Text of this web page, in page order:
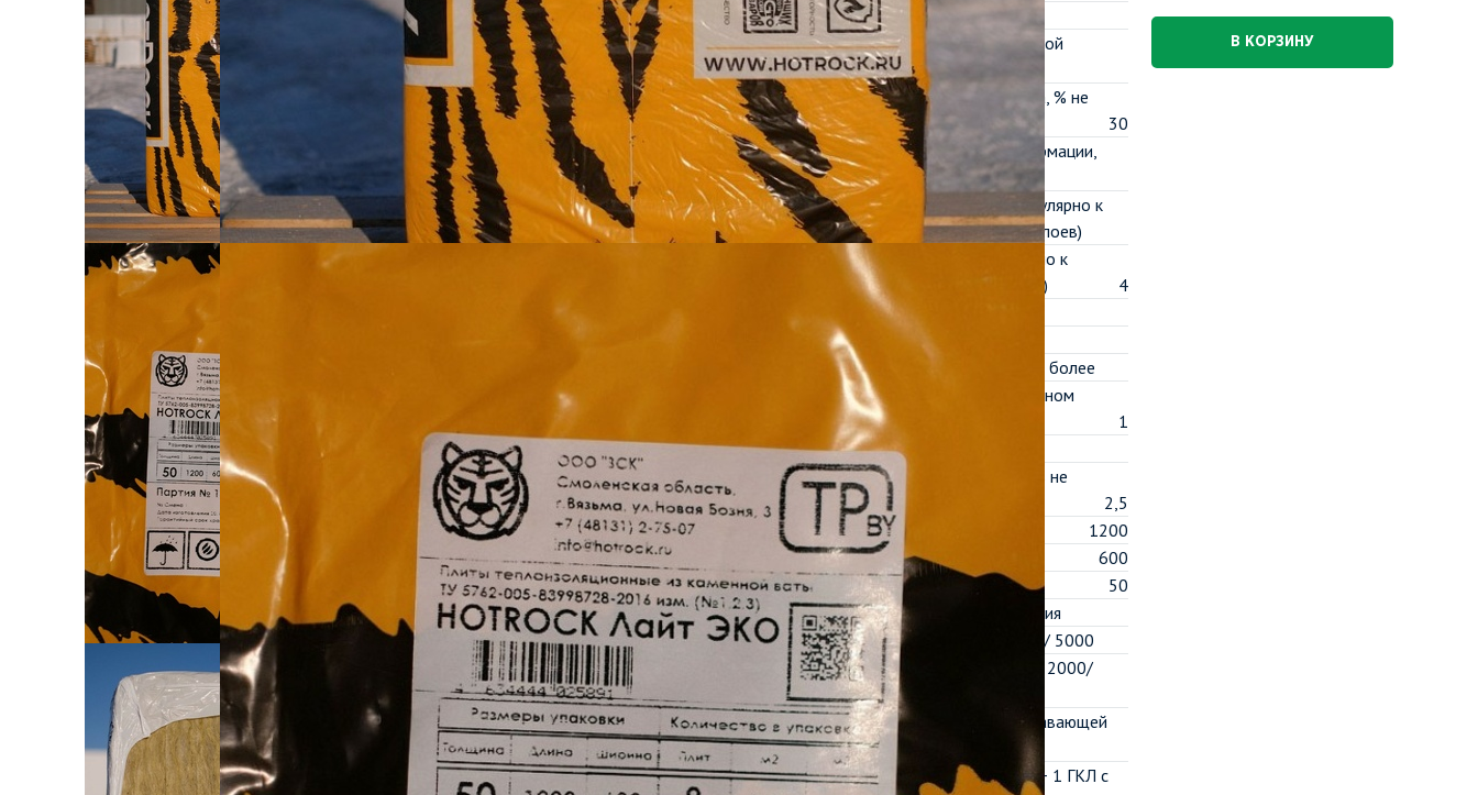
Теплопроводность при 298 ˚К, Вт/м˚К,λВ
Сосредоточенная сила при заданной абсолютной
деформации (деформация 5 мм), Н, не менее
Сжимаемость под удельной нагрузкой 2000 Па, % не
более
30
Прочность на сжатие при 10% линейной деформации,
кПа не менее
Предел прочности при растяжении, перпендикулярно к
лицевым поверхностям, кПа не менее (Отрыв слоев)
Предел прочности при растяжении, параллельно к
лицевым поверхностям, кПа не менее (на сдвиг)
4
Паропроницаемость, мг/м*ч*Па, не менее
Воздухопроницаемость, 10-6 м3/ м*с*Па
Водопоглощение при полном погружении, % не более
Водопоглощение при кратковременном частичном
погружении, кг/м2 не более
1
Влажность, % по массе не более
Содержание органических веществ по массе, % не
более
2,5
Размеры (Длина плиты), мм
1200
Размеры (Ширина плиты), мм
600
Толщина, мм,Горючесть, степень
50
Взвешенный коэффициент звукового поглощения
Динамический модуль упругости Уд МПа, 2000/ 5000
Относительное сжатие Ɛд при нагрузках, Н/м2 2000/
Индекс улучшения изоляции ударного шума плавающей
стяжкой,дБ (50 мм)
Индекс изоляции воздушного шума,дБ (50 мм + 1 ГКЛ с
В КОРЗИНУ